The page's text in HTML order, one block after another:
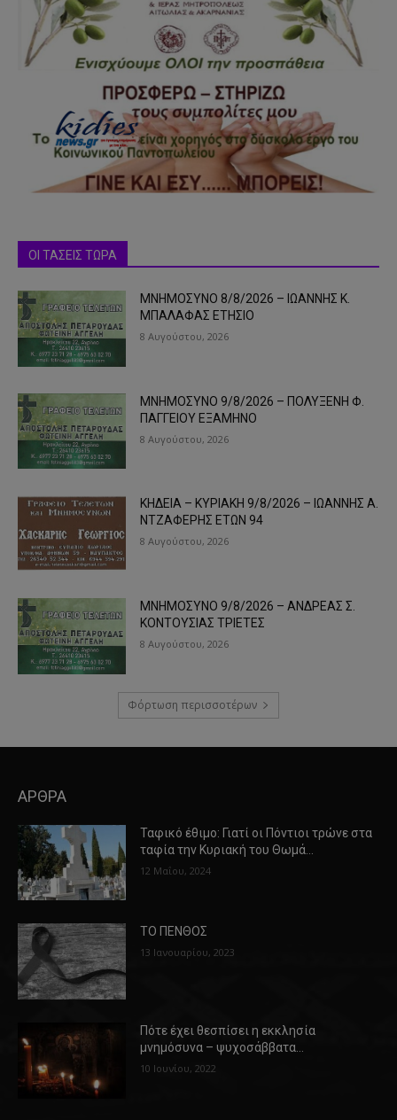
ΟΙ ΤΑΣΕΙΣ ΤΩΡΑ
ΜΝΗΜΟΣΥΝΟ 8/8/2026 – ΙΩΑΝΝΗΣ Κ.
ΜΠΑΛΑΦΑΣ ΕΤΗΣΙΟ
8 Αυγούστου, 2026
ΜΝΗΜΟΣΥΝΟ 9/8/2026 – ΠΟΛΥΞΕΝΗ Φ.
ΠΑΓΓΕΙΟΥ ΕΞΑΜΗΝΟ
8 Αυγούστου, 2026
ΚΗΔΕΙΑ – ΚΥΡΙΑΚΗ 9/8/2026 – ΙΩΑΝΝΗΣ Α.
ΝΤΖΑΦΕΡΗΣ ΕΤΩΝ 94
8 Αυγούστου, 2026
ΜΝΗΜΟΣΥΝΟ 9/8/2026 – ΑΝΔΡΕΑΣ Σ.
ΚΟΝΤΟΥΣΙΑΣ ΤΡΙΕΤΕΣ
8 Αυγούστου, 2026
Φόρτωση περισσοτέρων
ΑΡΘΡΑ
Ταφικό έθιμο: Γιατί οι Πόντιοι τρώνε στα
ταφία την Κυριακή του Θωμά…
12 Μαΐου, 2024
ΤΟ ΠΕΝΘΟΣ
13 Ιανουαρίου, 2023
Πότε έχει θεσπίσει η εκκλησία
μνημόσυνα – ψυχοσάββατα…
10 Ιουνίου, 2022